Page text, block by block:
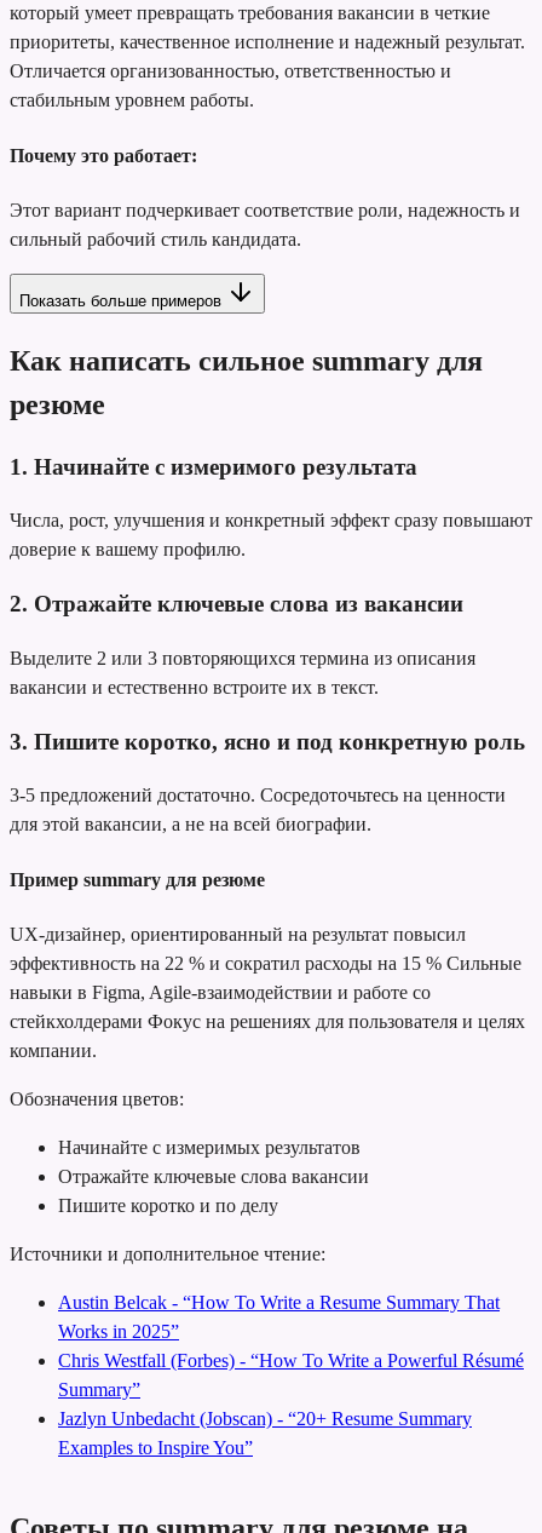
который умеет превращать требования вакансии в четкие
приоритеты, качественное исполнение и надежный результат.
Отличается организованностью, ответственностью и
стабильным уровнем работы.
Почему это работает:
Этот вариант подчеркивает соответствие роли, надежность и
сильный рабочий стиль кандидата.
Показать больше примеров
Как написать сильное summary для
резюме
1. Начинайте с измеримого результата
Числа, рост, улучшения и конкретный эффект сразу повышают
доверие к вашему профилю.
2. Отражайте ключевые слова из вакансии
Выделите 2 или 3 повторяющихся термина из описания
вакансии и естественно встроите их в текст.
3. Пишите коротко, ясно и под конкретную роль
3-5 предложений достаточно. Сосредоточьтесь на ценности
для этой вакансии, а не на всей биографии.
Пример summary для резюме
UX-дизайнер, ориентированный на результат повысил
эффективность на 22 % и сократил расходы на 15 % Сильные
навыки в Figma, Agile-взаимодействии и работе со
стейкхолдерами Фокус на решениях для пользователя и целях
компании.
Обозначения цветов:
Начинайте с измеримых результатов
Отражайте ключевые слова вакансии
Пишите коротко и по делу
Источники и дополнительное чтение:
Austin Belcak - “How To Write a Resume Summary That
Works in 2025”
Chris Westfall (Forbes) - “How To Write a Powerful Résumé
Summary”
Jazlyn Unbedacht (Jobscan) - “20+ Resume Summary
Examples to Inspire You”